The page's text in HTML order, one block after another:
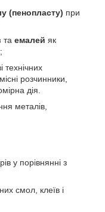
(пенопласту) при
та емалей як
технічних
розчинники,
дія.
металів,
у порівнянні з
смол, клеїв і